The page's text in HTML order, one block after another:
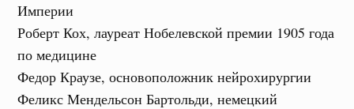
Империи
Роберт Кох, лауреат Нобелевской премии 1905 года
по медицине
Федор Краузе, основоположник нейрохирургии
Феликс Мендельсон Бартольди, немецкий